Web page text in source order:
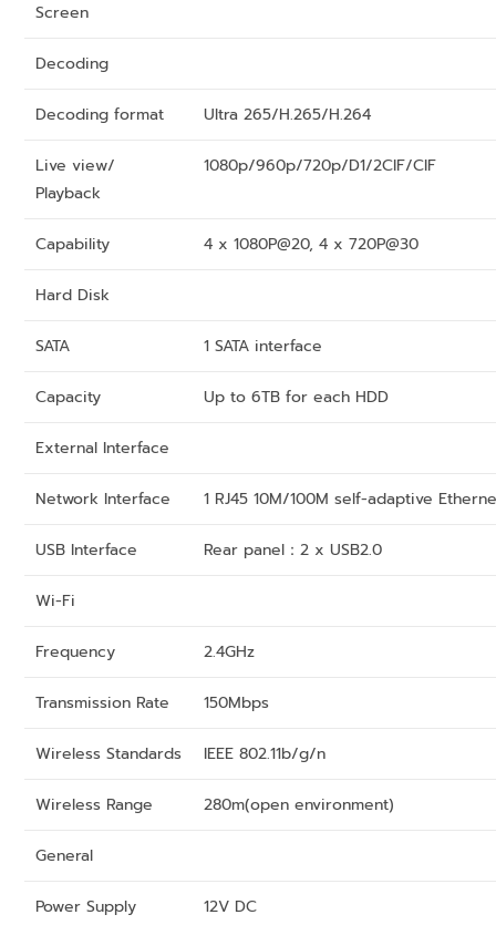
Screen
Decoding
Decoding format Ultra 265/H.265/H.264
Live view/
Playback
1080p/960p/720p/D1/2CIF/CIF
Capability 4 x 1080P@20, 4 x 720P@30
Hard Disk
SATA 1 SATA interface
Capacity Up to 6TB for each HDD
External Interface
Network Interface 1 RJ45 10M/100M self-adaptive
USB Interface Rear panel：2 x USB2.0
Wi-Fi
Frequency 2.4GHz
Transmission Rate 150Mbps
Wireless Standards IEEE 802.11b/g/n
Wireless Range 280m(open environment)
General
Power Supply
12V DC